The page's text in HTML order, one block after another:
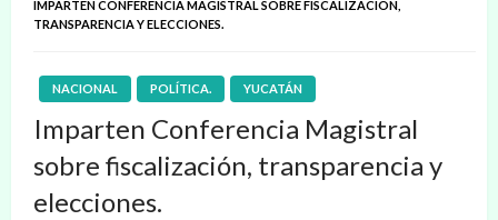
IMPARTEN CONFERENCIA MAGISTRAL SOBRE FISCALIZACIÓN,
TRANSPARENCIA Y ELECCIONES.
NACIONAL POLÍTICA. YUCATÁN
Imparten Conferencia Magistral
sobre fiscalización, transparencia y
elecciones.